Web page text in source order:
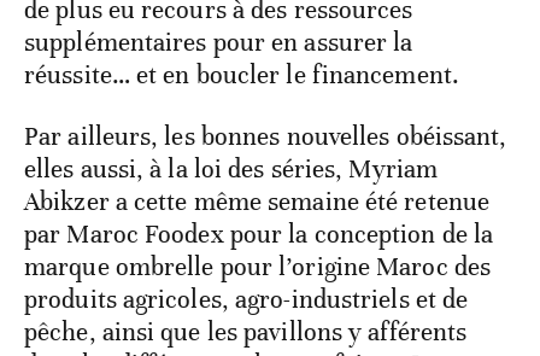
de plus eu recours à des ressources
supplémentaires pour en assurer la
réussite… et en boucler le financement.
Par ailleurs, les bonnes nouvelles obéissant,
elles aussi, à la loi des séries, Myriam
Abikzer a cette même semaine été retenue
par Maroc Foodex pour la conception de la
marque ombrelle pour l’origine Maroc des
produits agricoles, agro-industriels et de
pêche, ainsi que les pavillons y afférents